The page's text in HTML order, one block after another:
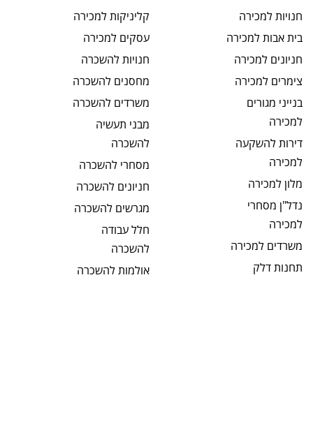
חנויותלמכירה
בית אבותלמכירה
חניונים למכירה
צימרים למכירה
בנייני מגורים
למכירה
דירות להשקעה
למכירה
מלון למכירה
נדל"ן מסחרי
למכירה
משרדים למכירה
תחנות דלק
קליניקותלמכירה
עסקים למכירה
חנויותלהשכרה
מחסנים להשכרה
משרדים להשכרה
מבני תעשיה
להשכרה
מסחרי להשכרה
חניונים להשכרה
מגרשים להשכרה
חלל עבודה
להשכרה
אולמותלהשכרה